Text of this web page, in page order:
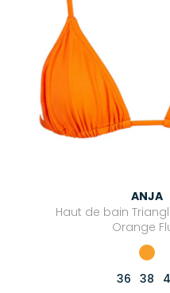
ANJA
Haut de bain
Orange
36 38